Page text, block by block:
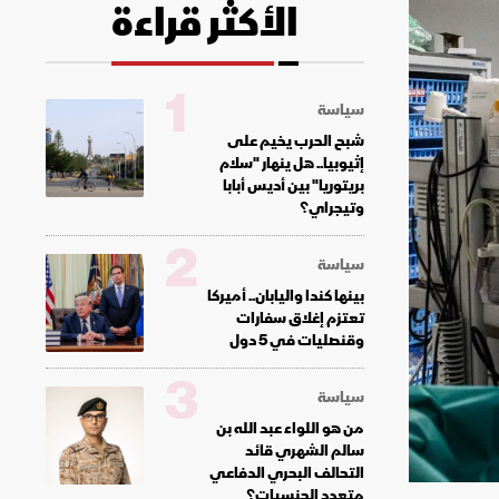
الأكثر قراءة
سياسة
شبح الحرب يخيم على
إثيوبيا.. هل ينهار "سلام
بريتوريا" بين أديس أبابا
وتيجراي؟
1
سياسة
بينها كندا واليابان.. أميركا
تعتزم إغلاق سفارات
وقنصليات في 5 دول
2
سياسة
من هو اللواء عبد الله بن
سالم الشهري قائد
التحالف البحري الدفاعي
3